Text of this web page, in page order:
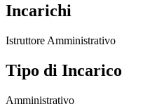
Incarichi
Istruttore Amministrativo
Tipo di Incarico
Amministrativo